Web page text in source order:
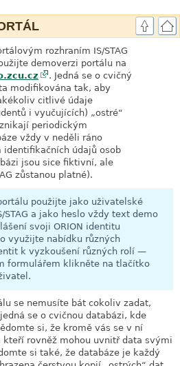
rozhraním IS/STAG
demoverzi portálu na
. Jedná se o cvičný
modifikována tak, aby
citlivé údaje
i vyučujících) „ostré“
periodickým
vždy v neděli ráno
údajů osob
jsou sice fiktivní, ale
zůstanou platné).
použijte jako uživatelské
a jako heslo vždy text demo
svoji ORION identitu
využijte nabídku různých
k vyzkoušení různých rolí —
formulářem klikněte na tlačítko
se nemusíte bát cokoliv zadat,
se o cvičnou databázi, kde
si, že kromě vás se v ní
rovněž mohou uvnitř data svými
si také, že databáze je každý